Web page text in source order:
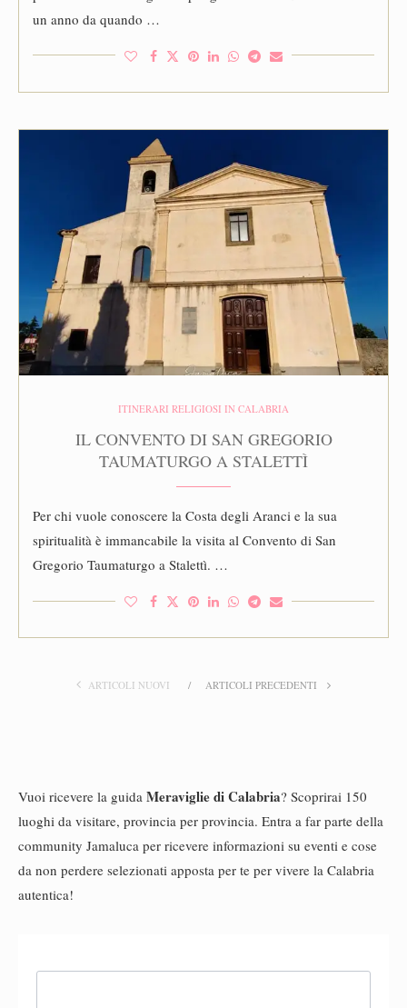
un anno da quando …
ITINERARI RELIGIOSI IN CALABRIA
IL CONVENTO DI SAN GREGORIO
TAUMATURGO A STALETTÌ
Per chi vuole conoscere la Costa degli Aranci e la sua
spiritualità è immancabile la visita al Convento di San
Gregorio Taumaturgo a Stalettì. …
ARTICOLI NUOVI ARTICOLI PRECEDENTI
Vuoi ricevere la guida Meraviglie di Calabria? Scoprirai 150
luoghi da visitare, provincia per provincia. Entra a far parte della
community Jamaluca per ricevere informazioni su eventi e cose
da non perdere selezionati apposta per te per vivere la Calabria
autentica!